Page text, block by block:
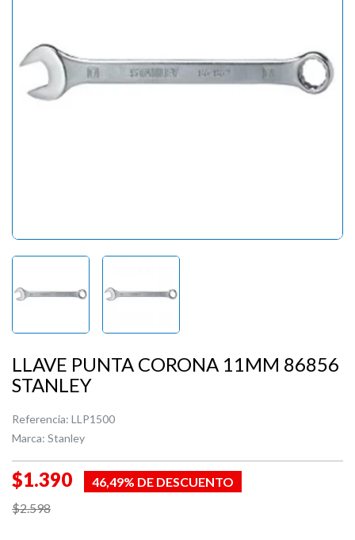
LLAVE PUNTA CORONA 11MM 86856
STANLEY
Referencia: LLP1500
Marca: Stanley
$1.390
46,49% DE DESCUENTO
$2.598